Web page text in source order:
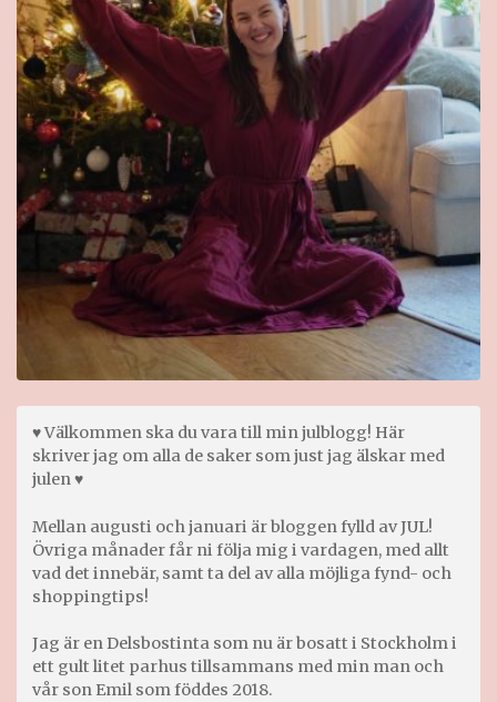
♥ Välkommen ska du vara till min julblogg! Här
skriver jag om alla de saker som just jag älskar med
julen ♥
Mellan augusti och januari är bloggen fylld av JUL!
Övriga månader får ni följa mig i vardagen, med allt
vad det innebär, samt ta del av alla möjliga fynd- och
shoppingtips!
Jag är en Delsbostinta som nu är bosatt i Stockholm i
ett gult litet parhus tillsammans med min man och
vår son Emil som föddes 2018.